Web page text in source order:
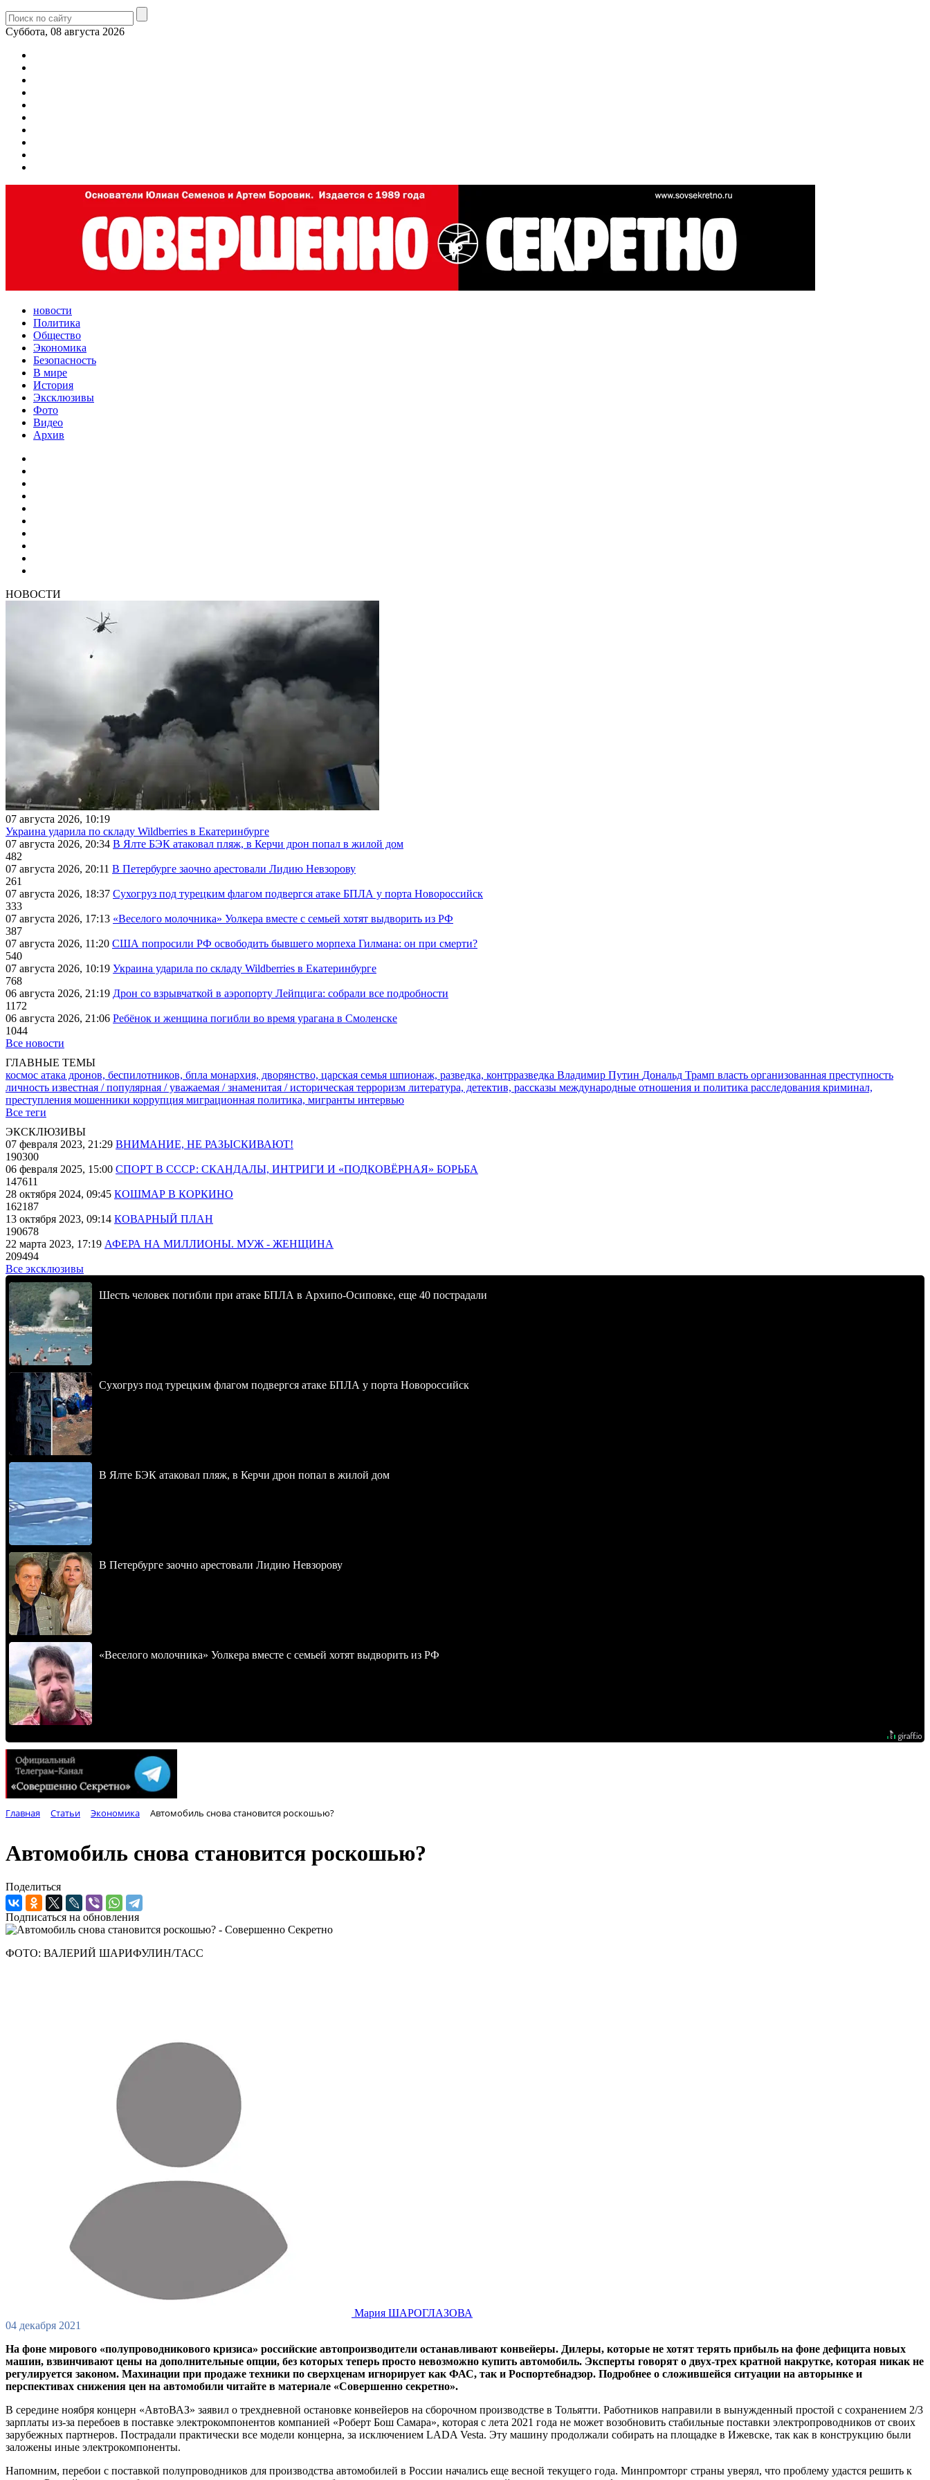
Суббота, 08 августа 2026
новости
Политика
Общество
Экономика
Безопасность
В мире
История
Эксклюзивы
Фото
Видео
Архив
НОВОСТИ
07 августа 2026, 10:19
Украина ударила по складу Wildberries в Екатеринбурге
07 августа 2026, 20:34 В Ялте БЭК атаковал пляж, в Керчи дрон попал в жилой дом
482
07 августа 2026, 20:11 В Петербурге заочно арестовали Лидию Невзорову
261
07 августа 2026, 18:37 Сухогруз под турецким флагом подвергся атаке БПЛА у порта Новороссийск
333
07 августа 2026, 17:13 «Веселого молочника» Уолкера вместе с семьей хотят выдворить из РФ
387
07 августа 2026, 11:20 США попросили РФ освободить бывшего морпеха Гилмана: он при смерти?
540
07 августа 2026, 10:19 Украина ударила по складу Wildberries в Екатеринбурге
768
06 августа 2026, 21:19 Дрон со взрывчаткой в аэропорту Лейпцига: собрали все подробности
1172
06 августа 2026, 21:06 Ребёнок и женщина погибли во время урагана в Смоленске
1044
Все новости
ГЛАВНЫЕ ТЕМЫ
космос атака дронов, беспилотников, бпла монархия, дворянство, царская семья шпионаж, разведка, контрразведка Владимир Путин Дональд Трамп власть организованная преступность
личность известная / популярная / уважаемая / знаменитая / историческая терроризм литература, детектив, рассказы международные отношения и политика расследования криминал,
преступления мошенники коррупция миграционная политика, мигранты интервью
Все теги
ЭКСКЛЮЗИВЫ
07 февраля 2023, 21:29 ВНИМАНИЕ, НЕ РАЗЫСКИВАЮТ!
190300
06 февраля 2025, 15:00 СПОРТ В СССР: СКАНДАЛЫ, ИНТРИГИ И «ПОДКОВЁРНАЯ» БОРЬБА
147611
28 октября 2024, 09:45 КОШМАР В КОРКИНО
162187
13 октября 2023, 09:14 КОВАРНЫЙ ПЛАН
190678
22 марта 2023, 17:19 АФЕРА НА МИЛЛИОНЫ. МУЖ - ЖЕНЩИНА
209494
Все эксклюзивы
Шесть человек погибли при атаке БПЛА в Архипо-Осиповке, еще 40 пострадали
Сухогруз под турецким флагом подвергся атаке БПЛА у порта Новороссийск
В Ялте БЭК атаковал пляж, в Керчи дрон попал в жилой дом
В Петербурге заочно арестовали Лидию Невзорову
«Веселого молочника» Уолкера вместе с семьей хотят выдворить из РФ
Главная Статьи Экономика Автомобиль снова становится роскошью?
Автомобиль снова становится роскошью?
Поделиться
Подписаться на обновления
ФОТО: ВАЛЕРИЙ ШАРИФУЛИН/ТАСС
Мария ШАРОГЛАЗОВА
04 декабря 2021
На фоне мирового «полупроводникового кризиса» российские автопроизводители останавливают конвейеры. Дилеры, которые не хотят терять прибыль на фоне дефицита новых
машин, взвинчивают цены на дополнительные опции, без которых теперь просто невозможно купить автомобиль. Эксперты говорят о двух-трех кратной накрутке, которая никак не
регулируется законом. Махинации при продаже техники по сверхценам игнорирует как ФАС, так и Роспортебнадзор. Подробнее о сложившейся ситуации на авторынке и
перспективах снижения цен на автомобили читайте в материале «Совершенно секретно».
В середине ноября концерн «АвтоВАЗ» заявил о трехдневной остановке конвейеров на сборочном производстве в Тольятти. Работников направили в вынужденный простой с сохранением 2/3
зарплаты из-за перебоев в поставке электрокомпонентов компанией «Роберт Бош Самара», которая с лета 2021 года не может возобновить стабильные поставки электропроводников от своих
зарубежных партнеров. Пострадали практически все модели концерна, за исключением LADA Vesta. Эту машину продолжали собирать на площадке в Ижевске, так как в конструкцию были
заложены иные электрокомпоненты.
Напомним, перебои с поставкой полупроводников для производства автомобилей в России начались еще весной текущего года. Минпромторг страны уверял, что проблему удастся решить к